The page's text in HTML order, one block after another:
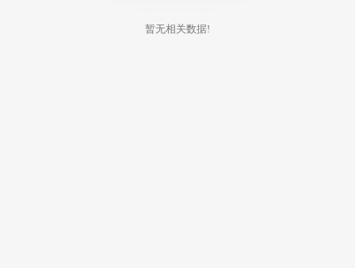
暂无相关数据!